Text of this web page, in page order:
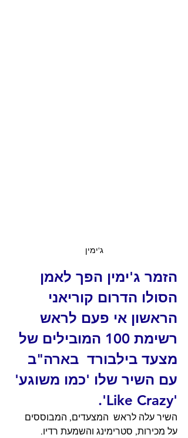
ג'ימין
הזמר ג'ימין הפך לאמן
הסולו הדרום קוריאני
הראשון אי פעם לראש
רשימת 100 המובילים של
מצעד בילבורד  בארה"ב
עם השיר שלו 'כמו משוגע'
'Like Crazy'.
השיר עלה לראש  המצעדים, המבוססים
על מכירות, סטרימינג והשמעת רדיו.